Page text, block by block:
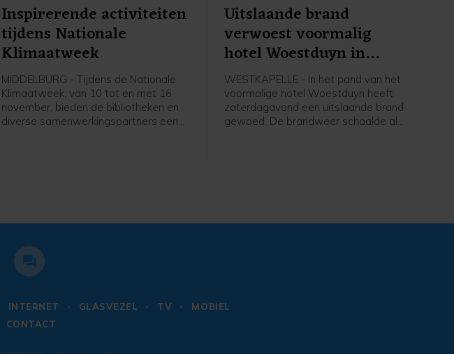
Inspirerende activiteiten
tijdens Nationale
Klimaatweek
MIDDELBURG - Tijdens de Nationale
Klimaatweek, van 10 tot en met 16
november, bieden de bibliotheken en
diverse samenwerkingspartners een
Uitslaande brand
verwoest voormalig
hotel Woestduyn in
Westkapelle
WESTKAPELLE - In het pand van het
voormalige hotel Woestduyn heeft
zaterdagavond een uitslaande brand
gewoed. De brandweer schaalde al
INTERNET GLASVEZEL TV
MOBIEL
CONTACT